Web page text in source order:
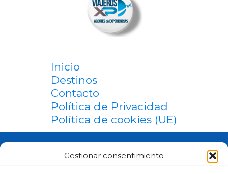
Gestionar consentimiento
Inicio
Destinos
Contacto
Política de Privacidad
Política de cookies (UE)